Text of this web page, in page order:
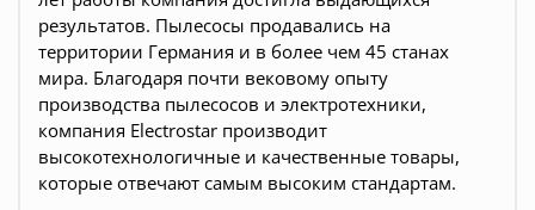
результатов. Пылесосы продавались на
территории Германия и в более чем 45 станах
мира. Благодаря почти вековому опыту
производства пылесосов и электротехники,
компания Electrostar производит
высокотехнологичные и качественные товары,
которые отвечают самым высоким стандартам.